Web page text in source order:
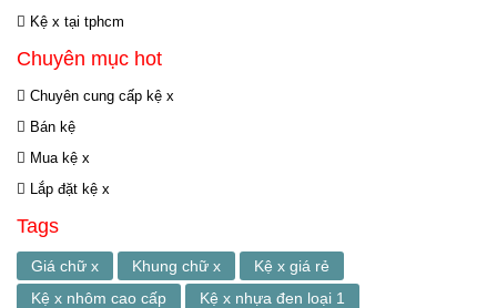
Kệ x tại tphcm
Chuyên mục hot
Chuyên cung cấp kệ x
Bán kệ
Mua kệ x
Lắp đặt kệ x
Tags
Giá chữ x Khung chữ x
Kệ x giá rẻ
Kệ x nhôm cao cấp
Kệ x nhựa đen loại 1